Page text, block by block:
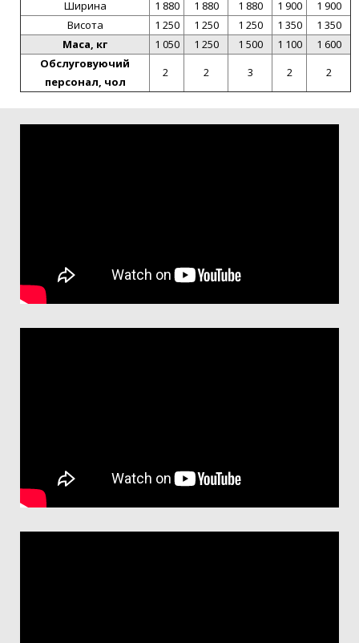
Ширина 1 880 1 880 1 880 1 900
1 900
Висота
1 250 1 250 1 250 1 350
1 350
Маса, кг
1 050 1 250 1 500 1 100
1 600
Обслуговуючий
персонал, чол
2 2 3 2 2